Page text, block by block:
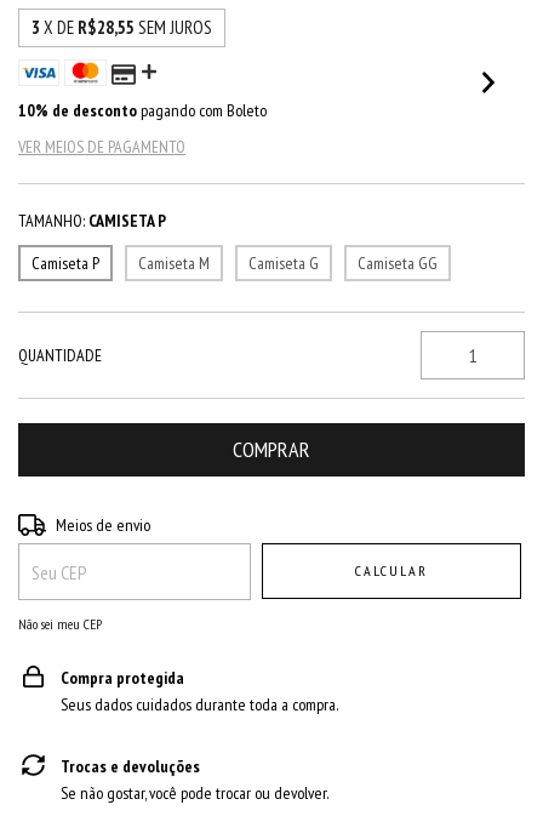
3 X DE R$28,55 SEM JUROS
10% de descontopagando com Boleto
VER MEIOS DE PAGAMENTO
TAMANHO: CAMISETA P
Camiseta P
Camiseta M Camiseta G Camiseta GG
QUANTIDADE
Entregas para o CEP:
Meios de envio
CALCULAR
Não sei meu CEP
Compra protegida
Seus dados cuidados durante toda a compra.
Trocas e devoluções
Se não gostar, você pode trocar ou devolver.